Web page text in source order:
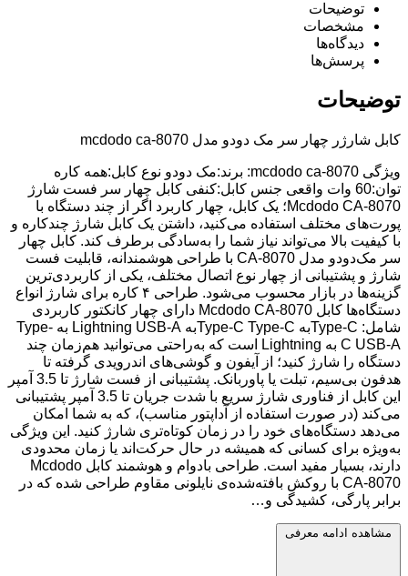
توضیحات
مشخصات
دیدگاه‌ها
پرسش‌ها
توضیحات
کابل شارژر چهار سر مک دودو مدل mcdodo ca-8070
ویژگی mcdodo ca-8070: برند:مک دودو نوع کابل:همه کاره
توان:60 وات واقعی جنس کابل:کنفی کابل چهار سر فست شارژ
Mcdodo CA-8070؛ یک کابل، چهار کاربرد اگر از چند دستگاه با
پورت‌های مختلف استفاده می‌کنید، داشتن یک کابل شارژ چندکاره و
با کیفیت بالا می‌تواند نیاز شما را به‌سادگی برطرف کند. کابل چهار
سر مک‌دودو مدل CA-8070 با طراحی هوشمندانه، قابلیت فست
شارژ و پشتیبانی از چهار نوع اتصال مختلف، یکی از کاربردی‌ترین
گزینه‌ها در بازار محسوب می‌شود. طراحی ۴ کاره برای شارژ انواع
دستگاه‌ها کابل Mcdodo CA-8070 دارای چهار کانکتور کاربردی
شامل: Type-Cبه Type-C Type-Cبه Lightning USB-A به Type-
C USB-A به Lightning است که به‌راحتی می‌توانید هم‌زمان چند
دستگاه را شارژ کنید؛ از آیفون و گوشی‌های اندرویدی گرفته تا
هدفون بی‌سیم، تبلت یا پاوربانک. پشتیبانی از فست شارژ تا 3.5 آمپر
این کابل از فناوری شارژ سریع با شدت جریان تا 3.5 آمپر پشتیبانی
می‌کند (در صورت استفاده از آداپتور مناسب)، که به شما امکان
می‌دهد دستگاه‌های خود را در زمان کوتاه‌تری شارژ کنید. این ویژگی
به‌ویژه برای کسانی که همیشه در حال حرکت‌اند یا زمان محدودی
دارند، بسیار مفید است. طراحی بادوام و هوشمند کابل Mcdodo
CA-8070 با روکش بافته‌شده‌ی نایلونی مقاوم طراحی شده که در
برابر پارگی، کشیدگی و…
مشاهده ادامه معرفی